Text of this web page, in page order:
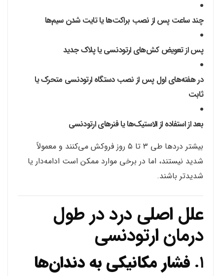
چند ساعت پس از نصب براکت‌ها یا تایت شدن سیم‌ها
پس از تعویض کش‌های ارتودنسی یا پلاک جدید
در هفته‌های اول پس از نصب دستگاه ارتودنسی متحرک یا
ثابت
بعد از استفاده از الاستیک‌ها یا فنرهای ارتودنسی
بیشتر دردها طی ۳ تا ۵ روز فروکش می‌کنند و معمولاً
شدید نیستند، اما در برخی موارد ممکن است ادامه‌دار یا
شدیدتر باشند.
علل اصلی درد در طول
درمان ارتودنسی
۱. فشار مکانیکی به دندان‌ها